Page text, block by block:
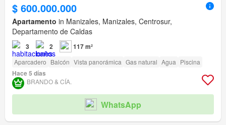
$ 600.000.000
Apartamento in Manizales, Manizales, Centrosur,
Departamento de Caldas
3 2 117 m²
Aparcadero Balcón Vista panorámica Gas natural Agua Piscina
Hace 5 días
BRANDO & CÍA.
WhatsApp